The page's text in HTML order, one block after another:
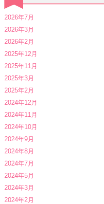
2026年7月
2026年3月
2026年2月
2025年12月
2025年11月
2025年3月
2025年2月
2024年12月
2024年11月
2024年10月
2024年9月
2024年8月
2024年7月
2024年5月
2024年3月
2024年2月